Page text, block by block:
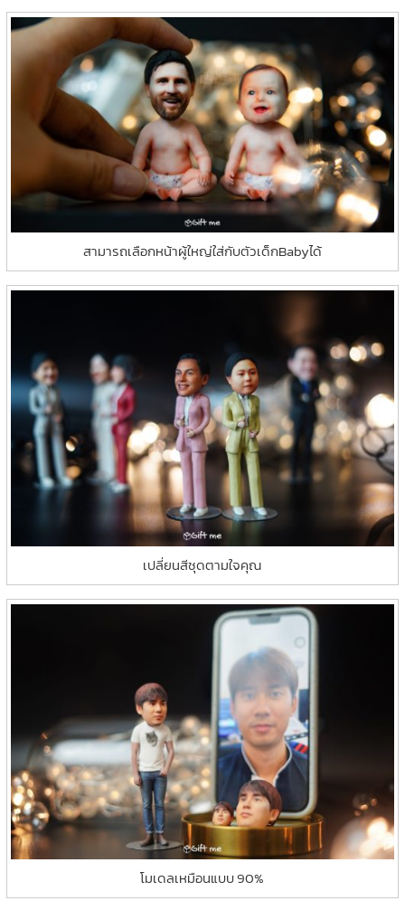
สามารถเลือกหน้าผู้ใหญ่ใส่กับตัวเด็กBabyได้
เปลี่ยนสีชุดตามใจคุณ
โมเดลเหมือนแบบ 90%